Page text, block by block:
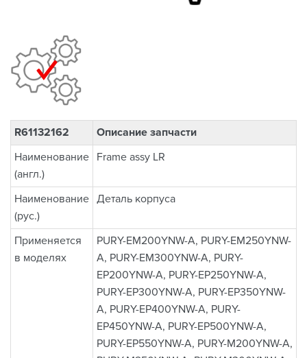
R61132162
Описание запчасти
Наименование
(англ.)
Frame assy LR
Наименование
(рус.)
Деталь корпуса
Применяется
в моделях
PURY-EM200YNW-A, PURY-EM250YNW-
A, PURY-EM300YNW-A, PURY-
EP200YNW-A, PURY-EP250YNW-A,
PURY-EP300YNW-A, PURY-EP350YNW-
A, PURY-EP400YNW-A, PURY-
EP450YNW-A, PURY-EP500YNW-A,
PURY-EP550YNW-A, PURY-M200YNW-A,